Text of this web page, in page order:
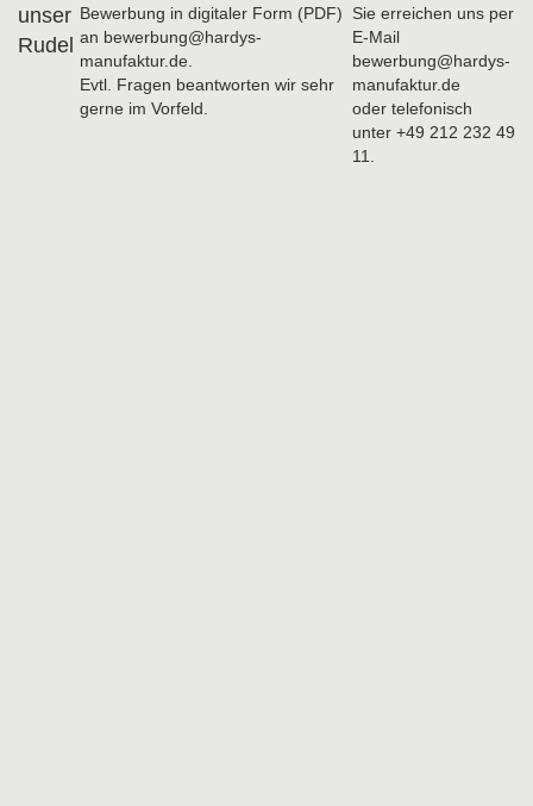
unser
Rudel
Bewerbung in digitaler Form (PDF)
an bewerbung@hardys-
manufaktur.de.
Evtl. Fragen beantworten wir sehr
gerne im Vorfeld.
Sie erreichen uns per
E-Mail
bewerbung@hardys-
manufaktur.de
oder telefonisch
unter +49 212 232 49
11.